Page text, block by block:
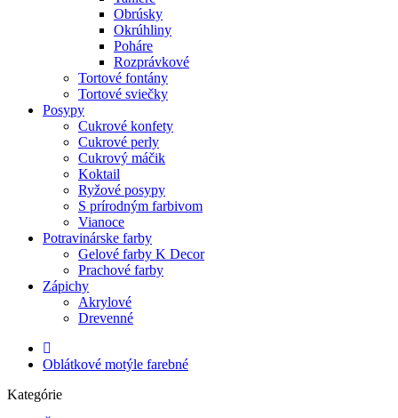
Obrúsky
Okrúhliny
Poháre
Rozprávkové
Tortové fontány
Tortové sviečky
Posypy
Cukrové konfety
Cukrové perly
Cukrový máčik
Koktail
Ryžové posypy
S prírodným farbivom
Vianoce
Potravinárske farby
Gelové farby K Decor
Prachové farby
Zápichy
Akrylové
Drevenné
Oblátkové motýle farebné
Kategórie